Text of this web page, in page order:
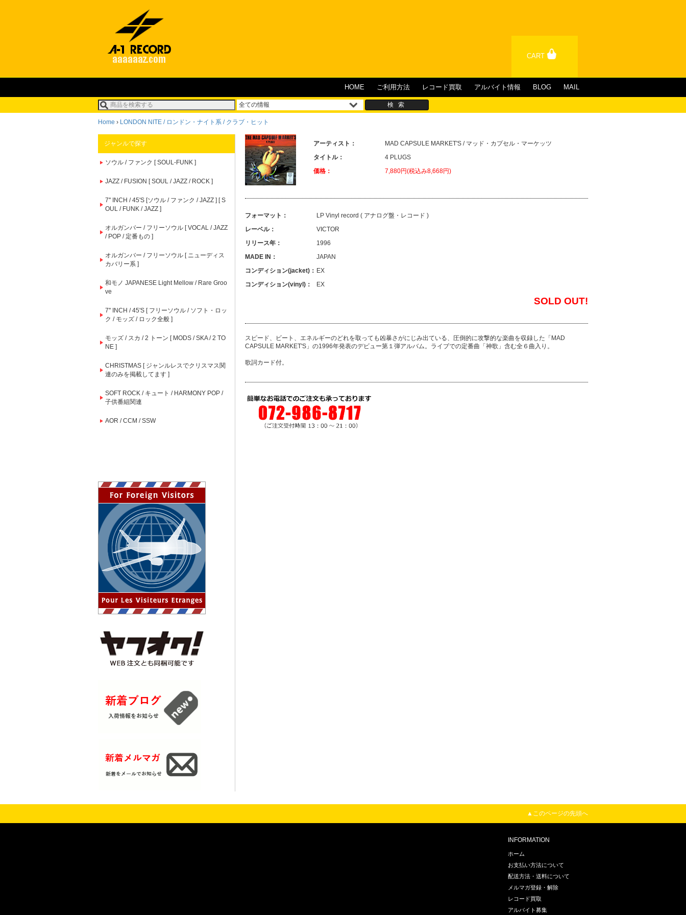
CART
HOME ご利用方法 レコード買取 アルバイト情報 BLOG MAIL
Home › LONDON NITE / ロンドン・ナイト系 / クラブ・ヒット
ジャンルで探す
ソウル / ファンク [ SOUL-FUNK ]
JAZZ / FUSION [ SOUL / JAZZ / ROCK ]
7'' INCH / 45'S [ソウル / ファンク / JAZZ ] [ S
OUL / FUNK / JAZZ ]
オルガンバー / フリーソウル [ VOCAL / JAZZ
/ POP / 定番もの ]
オルガンバー / フリーソウル [ ニューディス
カバリー系 ]
和モノ JAPANESE Light Mellow / Rare Groo
ve
7'' INCH / 45'S [ フリーソウル / ソフト・ロッ
ク / モッズ / ロック全般 ]
モッズ / スカ / 2 トーン [ MODS / SKA / 2 TO
NE ]
CHRISTMAS [ ジャンルレスでクリスマス関
連のみを掲載してます ]
SOFT ROCK / キュート / HARMONY POP /
子供番組関連
AOR / CCM / SSW
アーティスト：
MAD CAPSULE MARKET'S / マッド・カプセル・マーケッツ
タイトル：
4 PLUGS
価格：
7,880円(税込み8,668円)
フォーマット：
LP Vinyl record ( アナログ盤・レコード )
レーベル：
VICTOR
リリース年：
1996
MADE IN：
JAPAN
コンディション(jacket)： EX
コンディション(vinyl)：
EX
SOLD OUT!
スピード、ビート、エネルギーのどれを取っても凶暴さがにじみ出ている、圧倒的に攻撃的な楽曲を収録した「MAD
CAPSULE MARKET'S」の1996年発表のデビュー第１弾アルバム。ライブでの定番曲「神歌」含む全６曲入り。
歌詞カード付。
▲このページの先頭へ
INFORMATION
ホーム
お支払い方法について
配送方法・送料について
メルマガ登録・解除
レコード買取
アルバイト募集